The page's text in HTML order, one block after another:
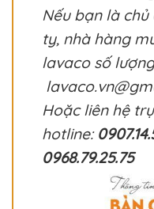
Nếu bạn là
ty, nhà hàng
lavaco số
Hoặc liên hệ
hotline:
0968.79.25.75